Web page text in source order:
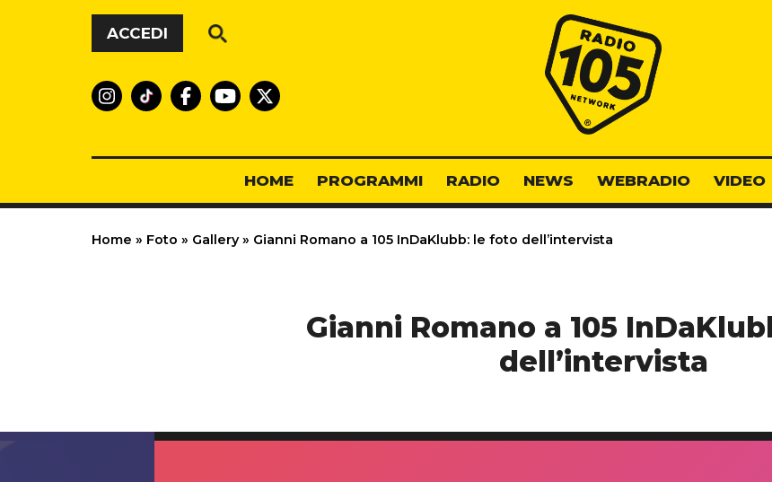
Vai al contenuto
ACCEDI
Radio 105
HOME PROGRAMMI RADIO NEWS WEBRADIO VIDEO
Home » Foto » Gallery » Gianni Romano a 105 InDaKlubb: le foto dell’intervista
Gianni Romano a 105
dell’intervista